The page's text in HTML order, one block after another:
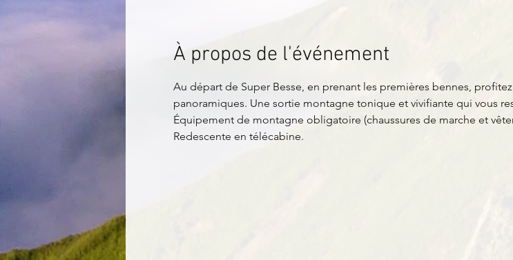
À propos de l'événement
Au départ de Super Besse, en prenant les premières bennes,
panoramiques. Une sortie montagne tonique et vivifiante qui vous
Équipement de montagne obligatoire (chaussures de marche et
Redescente en télécabine.